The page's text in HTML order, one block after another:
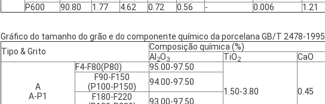
P600
90.80 1.77 4.62 0.72 0.56 - 0.006 1.21
Gráfico do tamanho do grão e do componente químico da porcelana GB/T 2478-1995
Tipo & Grito
Composição química (%)
Al 2O3 TiO2 CaO
A
A-P1
F4-F80(P80) 95.00-97.50
1.50-3.80 0.45
F90-F150
(P100-P150)
94.00-97.50
F180-F220
93.00-97.50